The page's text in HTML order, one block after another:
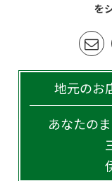
を
地元のお
あなたの